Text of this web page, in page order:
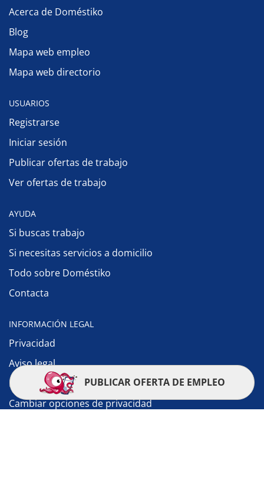
Acerca de Doméstiko
Blog
Mapa web empleo
Mapa web directorio
USUARIOS
Registrarse
Iniciar sesión
Publicar ofertas de trabajo
Ver ofertas de trabajo
AYUDA
Si buscas trabajo
Si necesitas servicios a domicilio
Todo sobre Doméstiko
Contacta
INFORMACIÓN LEGAL
Privacidad
Aviso legal
Política de cookies
Cambiar opciones de privacidad
PUBLICAR OFERTA DE EMPLEO